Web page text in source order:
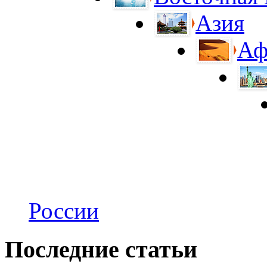
Азия
России
Последние статьи